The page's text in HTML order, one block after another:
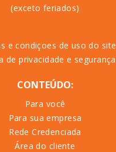
(exceto feriados)
e condiçoes de uso do site
de privacidade e segurança
CONTEÚDO:
Para você
Para sua empresa
Rede Credenciada
Área do cliente